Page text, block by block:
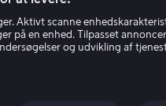
Aktivt scanne
på en enhed. Tilpasset
og udvikling af